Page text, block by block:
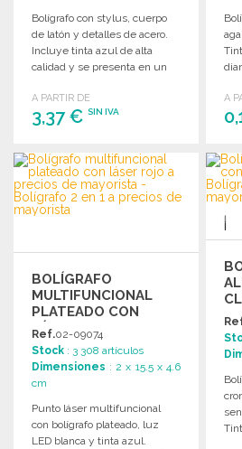
Bolígrafo con stylus, cuerpo
de latón y detalles de acero.
Incluye tinta azul de alta
calidad y se presenta en un
A PARTIR DE
3,37 € SIN IVA
PEDIR
Solicitar un presupuesto
A
BOLÍGRAFO
MULTIFUNCIONAL
PLATEADO CON
LÁSER ROJO A
PRECIOS DE
MAYORISTA
Ref.02-09074
Stock : 3 308 artículos
Dimensiones : 2 x 15.5 x 4.6
cm
Punto láser multifuncional
con bolígrafo plateado, luz
LED blanca y tinta azul.